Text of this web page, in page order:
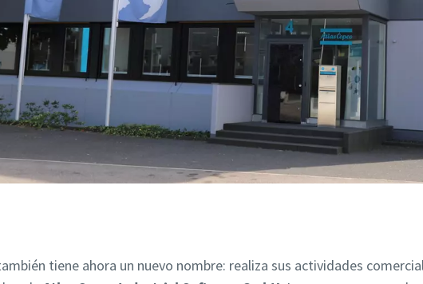
tiene ahora un nuevo nombre: realiza sus actividades